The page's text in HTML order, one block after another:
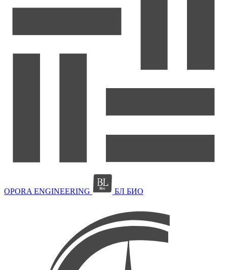
OPORA ENGINEERING БЛ БИО